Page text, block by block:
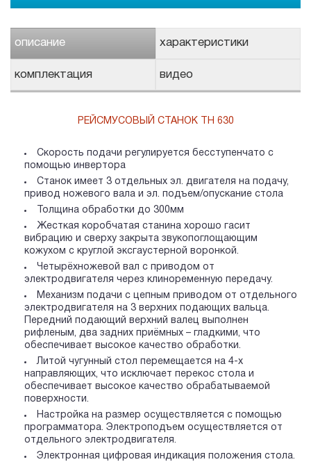
описание характеристики
комплектация видео
РЕЙСМУСОВЫЙ СТАНОК TH 630
Скорость подачи регулируется бесступенчато с
помощью инвертора
Станок имеет 3 отдельных эл. двигателя на подачу,
привод ножевого вала и эл. подъем/опускание стола
Толщина обработки до 300мм
Жесткая коробчатая станина хорошо гасит
вибрацию и сверху закрыта звукопоглощающим
кожухом с круглой эксгаустерной воронкой.
Четырёхножевой вал с приводом от
электродвигателя через клиноременную передачу.
Механизм подачи с цепным приводом от отдельного
электродвигателя на 3 верхних подающих вальца.
Передний подающий верхний валец выполнен
рифленым, два задних приёмных – гладкими, что
обеспечивает высокое качество обработки.
Литой чугунный стол перемещается на 4-х
направляющих, что исключает перекос стола и
обеспечивает высокое качество обрабатываемой
поверхности.
Настройка на размер осуществляется с помощью
программатора. Электроподъем осуществляется от
отдельного электродвигателя.
Электронная цифровая индикация положения стола.